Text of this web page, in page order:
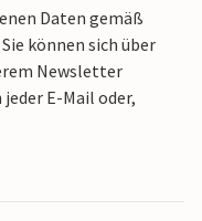
Daten gemäß
Sie können sich über
Newsletter
E-Mail oder,